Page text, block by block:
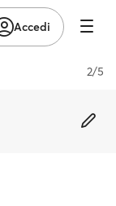
Accedi
2/5